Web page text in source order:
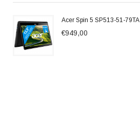
Acer Spin 5 SP513-51-79TA
€949,00